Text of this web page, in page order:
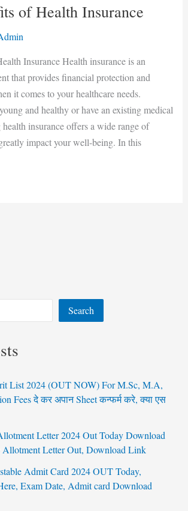
of Health Insurance
Insurance Health insurance is an
that provides financial protection and
it comes to your healthcare needs.
and healthy or have an existing medical
insurance offers a wide range of
impact your well-being. In this
Search
List 2024 (OUT NOW) For M.Sc, M.A,
Fees दे कर अपान Sheet कन्फर्म करे, क्या एस
Letter 2024 Out Today Download
Allotment Letter Out, Download Link
Admit Card 2024 OUT Today,
Exam Date, Admit card Download